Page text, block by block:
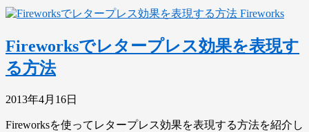
Fireworks
Fireworksでレタープレス効果を表現す
る方法
2013年4月16日
Fireworksを使ってレタープレス効果を表現する方法を紹介し